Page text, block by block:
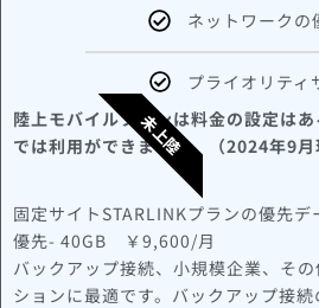
ネットワークの
プライオリティ
未上陸
陸上モバイルプランは料金の設定は
では利用ができません。（2024年9月
固定サイトSTARLINKプランの優先デ
優先- 40GB ￥9,600/月
バックアップ接続、小規模企業、そ
ションに最適です。バックアップ接